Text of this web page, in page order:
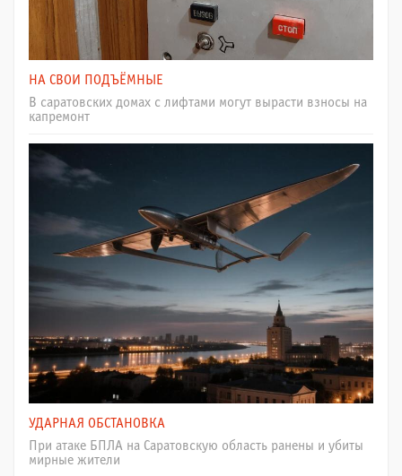
НА СВОИ ПОДЪЁМНЫЕ
В саратовских домах с лифтами могут вырасти взносы на
капремонт
УДАРНАЯ ОБСТАНОВКА
При атаке БПЛА на Саратовскую область ранены и убиты
мирные жители